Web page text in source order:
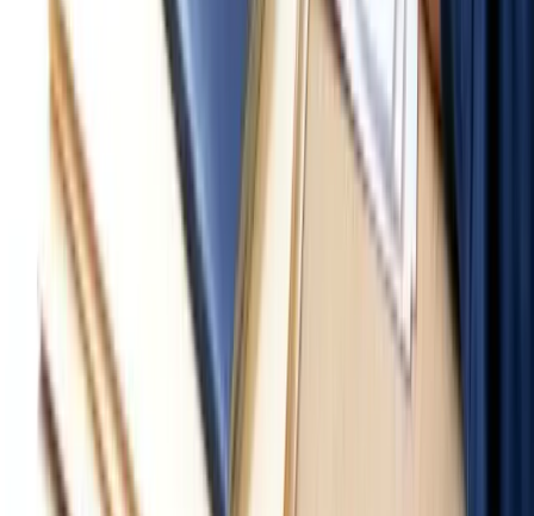
Di trú - Home Affairs
Làm việc với Bộ Di trú (Home Affairs):
ImmiAccount, VEVO và tra thời gian xét duyệt